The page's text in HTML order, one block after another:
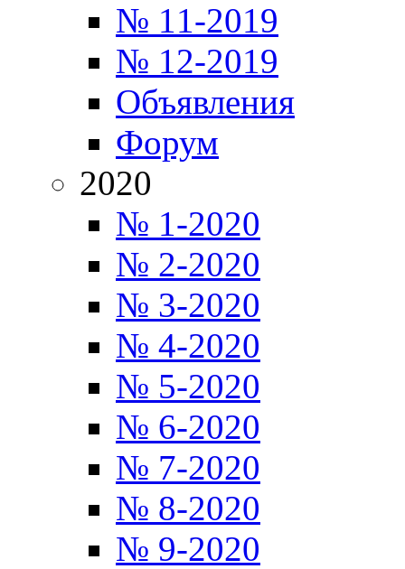
№ 11-2019
№ 12-2019
Объявления
Форум
2020
№ 1-2020
№ 2-2020
№ 3-2020
№ 4-2020
№ 5-2020
№ 6-2020
№ 7-2020
№ 8-2020
№ 9-2020